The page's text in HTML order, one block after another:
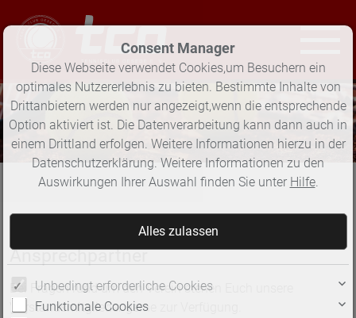
TC Oesede
Ansprechpartner
Bei Fragen rund um den Verein stehen Euch unsere
Vorstandsmitglieder gerne zur Verfügung.
Consent Manager
Diese Webseite verwendet Cookies,um Besuchern ein
optimales Nutzererlebnis zu bieten. Bestimmte Inhalte von
Drittanbietern werden nur angezeigt,wenn die entsprechende
Option aktiviert ist. Die Datenverarbeitung kann dann auch in
einem Drittland erfolgen. Weitere Informationen hierzu in der
Datenschutzerklärung. Weitere Informationen zu den
Auswirkungen Ihrer Auswahl finden Sie unter Hilfe.
Unbedingt erforderliche Cookies
Funktionale Cookies